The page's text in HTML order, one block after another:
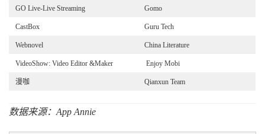
GO Live-Live Streaming Gomo
CastBox Guru Tech
Webnovel China Literature
VideoShow: Video Editor &Maker Enjoy Mobi
漫咖 Qianxun Team
数据来源：App Annie